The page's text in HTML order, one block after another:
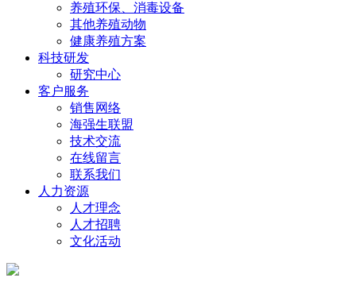
养殖环保、消毒设备
其他养殖动物
健康养殖方案
科技研发
研究中心
客户服务
销售网络
海强生联盟
技术交流
在线留言
联系我们
人力资源
人才理念
人才招聘
文化活动